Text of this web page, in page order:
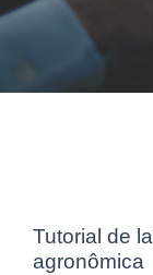
Tutorial de
agronômica